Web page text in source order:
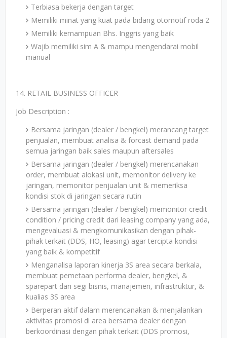
Terbiasa bekerja dengan target
Memiliki minat yang kuat pada bidang otomotif roda 2
Memiliki kemampuan Bhs. Inggris yang baik
Wajib memiliki sim A & mampu mengendarai mobil
manual
14. RETAIL BUSINESS OFFICER
Job Description :
Bersama jaringan (dealer / bengkel) merancang target
penjualan, membuat analisa & forcast demand pada
semua jaringan baik sales maupun aftersales
Bersama jaringan (dealer / bengkel) merencanakan
order, membuat alokasi unit, memonitor delivery ke
jaringan, memonitor penjualan unit & memeriksa
kondisi stok di jaringan secara rutin
Bersama jaringan (dealer / bengkel) memonitor credit
condition / pricing credit dari leasing company yang ada,
mengevaluasi & mengkomunikasikan dengan pihak-
pihak terkait (DDS, HO, leasing) agar tercipta kondisi
yang baik & kompetitif
Menganalisa laporan kinerja 3S area secara berkala,
membuat pemetaan performa dealer, bengkel, &
sparepart dari segi bisnis, manajemen, infrastruktur, &
kualias 3S area
Berperan aktif dalam merencanakan & menjalankan
aktivitas promosi di area bersama dealer dengan
berkoordinasi dengan pihak terkait (DDS promosi,